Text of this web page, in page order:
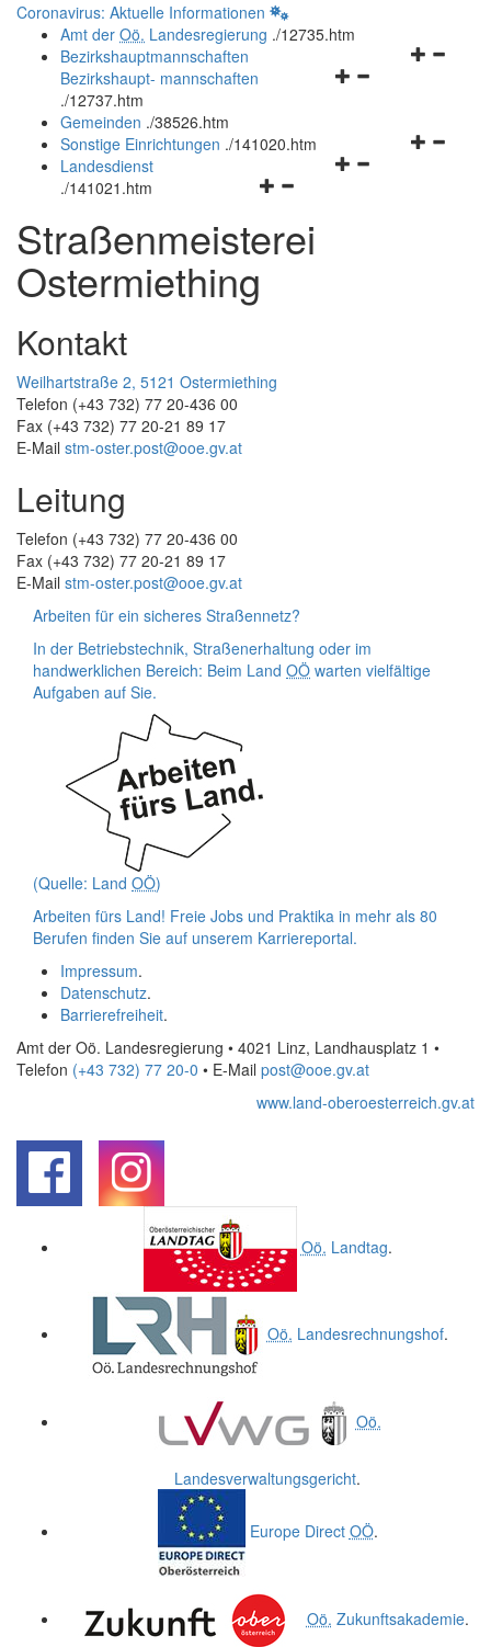
Coronavirus: Aktuelle Informationen
Amt der Oö. Landesregierung ./12735.htm
Navigationsmenü
Bezirkshauptmannschaften
Bezirkshaupt- mannschaften
./12737.htm
Gemeinden ./38526.htm
Navigationsmenü
Sonstige Einrichtungen ./141020.htm
Navigationsmenü
und
schließen
Landesdienst
./141021.htm
Straßenmeisterei
Ostermiething
Kontakt
Weilhartstraße 2, 5121 Ostermiething
Telefon (+43 732) 77 20-436 00
Fax (+43 732) 77 20-21 89 17
E-Mail stm-oster.post@ooe.gv.at
Leitung
Telefon (+43 732) 77 20-436 00
Fax (+43 732) 77 20-21 89 17
E-Mail stm-oster.post@ooe.gv.at
Arbeiten für ein sicheres Straßennetz?
In der Betriebstechnik, Straßenerhaltung oder im
handwerklichen Bereich: Beim Land OÖ warten vielfältige
Aufgaben auf Sie.
(Quelle: Land OÖ)
Arbeiten fürs Land! Freie Jobs und Praktika in mehr als 80
Berufen finden Sie auf unserem Karriereportal.
Impressum.
Datenschutz.
Barrierefreiheit.
Amt der Oö. Landesregierung • 4021 Linz, Landhausplatz 1 •
Telefon (+43 732) 77 20-0 • E-Mail post@ooe.gv.at
www.land-oberoesterreich.gv.at
Oö. Landtag.
Oö. Landesrechnungshof.
Oö.
Landesverwaltungsgericht.
Europe Direct OÖ.
Oö. Zukunftsakademie.